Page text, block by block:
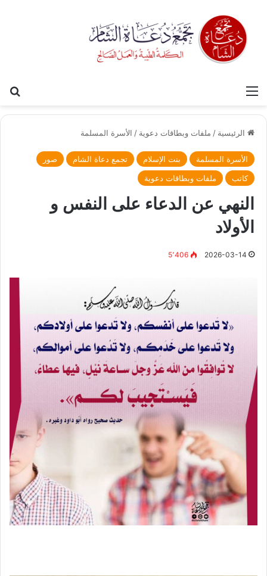
القائمة
الرئيسية / ملفات وبطاقات دعوية / الأسرة المسلمة
الأسرة المسلمة بنت الإسلام تجمع دعاة الشام
صور
كاتب
ملفات وبطاقات دعوية
النهي عن الدعاء على النفس و
الأولاد
2026-03-14 5٬406